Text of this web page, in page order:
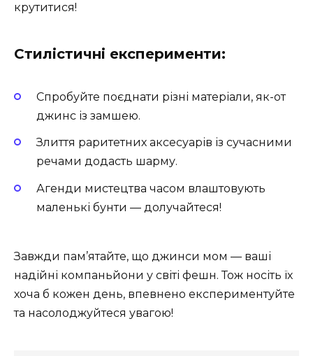
крутитися!
Стилістичні експерименти:
Спробуйте поєднати різні матеріали, як-от
джинс із замшею.
Злиття раритетних аксесуарів із сучасними
речами додасть шарму.
Агенди мистецтва часом влаштовують
маленькі бунти — долучайтеся!
Завжди пам’ятайте, що джинси мом — ваші
надійні компаньйони у світі фешн. Тож носіть їх
хоча б кожен день, впевнено експериментуйте
та насолоджуйтеся увагою!